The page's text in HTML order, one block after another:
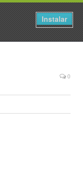
Instalar
0